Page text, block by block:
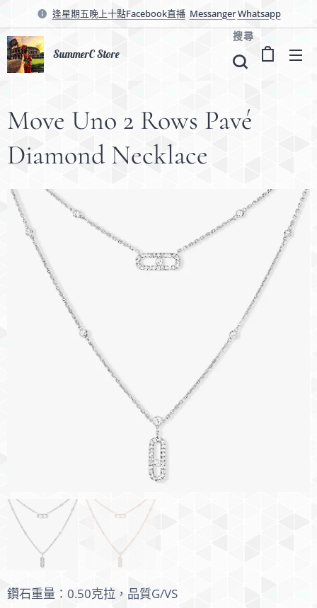
逢星期五晚上十點Facebook直播 MessangerWhatsapp
SummerC Store
搜尋
Move Uno 2 Rows Pavé
Diamond Necklace
鑽石重量：0.50克拉，品質G/VS